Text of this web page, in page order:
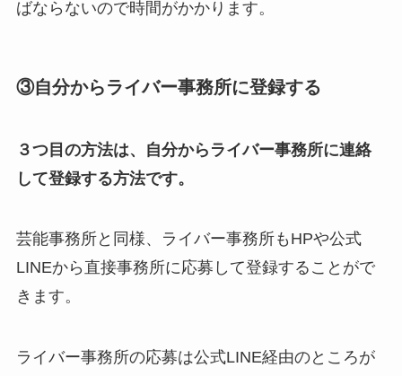
ばならないので時間がかかります。
③自分からライバー事務所に登録する
３つ目の方法は、自分からライバー事務所に連絡
して登録する方法です。
芸能事務所と同様、ライバー事務所もHPや公式
LINEから直接事務所に応募して登録することがで
きます。
ライバー事務所の応募は公式LINE経由のところが